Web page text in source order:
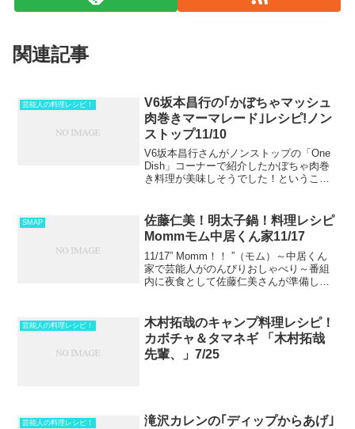
関連記事
芸能人の料理レシピ！
V6坂本昌行の｢かぼちゃマッシュ
肉巻きマーマレード｣レシピ!ノン
ストップ11/10
V6坂本昌行さんがノンストップの「One
Dish」コーナーで紹介したかぼちゃ肉巻
き料理が美味しそうでした！ということ
の｢かぼちゃマッシュ肉巻きマーマレー
ド｣レシピこ...
SMAP
佐藤仁美！明太子鍋！料理レシピ
Mommモム中居くん家11/17
11/17” Momm！！ ”（モム）～中居くん
家で芸能人がのんびりおしゃべり～番組
内に夜食として佐藤仁美さんが準備して
ピMommモム中居くん家11/17明太子鍋ホ
リプ...
芸能人の料理レシピ！
木村拓哉のキャンプ料理レシピ！
カボチャ＆タマネギ 「木村拓哉
先輩、」7/25
芸能人の料理レシピ！
滝沢カレンの｢ディップからあげ｣